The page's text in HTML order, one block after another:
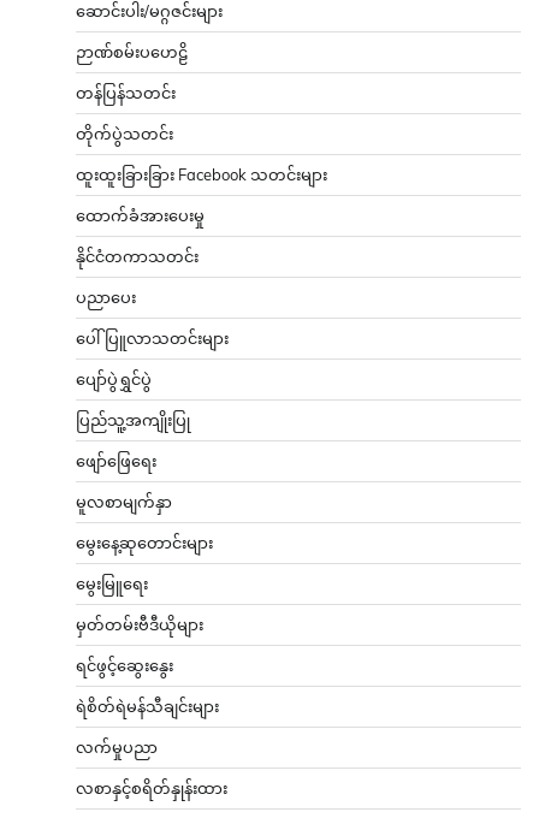
ဆောင်းပါး/မဂ္ဂဇင်းများ
ဉာဏ်စမ်းပဟေဠိ
တန်ပြန်သတင်း
တိုက်ပွဲသတင်း
ထူးထူးခြားခြား Facebook သတင်းများ
ထောက်ခံအားပေးမှု
နိုင်ငံတကာသတင်း
ပညာပေး
ပေါ်ပြူလာသတင်းများ
ပျော်ပွဲရွှင်ပွဲ
ပြည်သူ့အကျိုးပြု
ဖျော်ဖြေရေး
မူလစာမျက်နှာ
မွေးနေ့ဆုတောင်းများ
မွေးမြူရေး
မှတ်တမ်းဗီဒီယိုများ
ရင်ဖွင့်ဆွေးနွေး
ရဲစိတ်ရဲမန်သီချင်းများ
လက်မှုပညာ
လစာနှင့်စရိတ်နှုန်းထား